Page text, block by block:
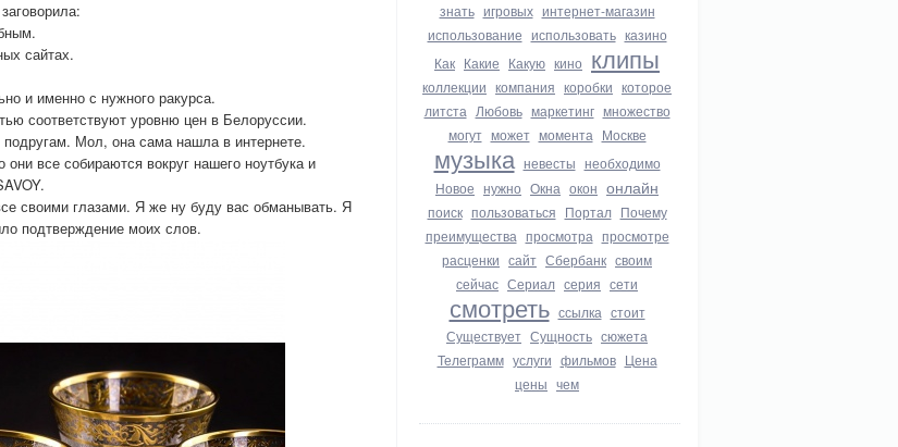
знать игровых интернет-магазин
использование использовать казино
Как Какие Какую кино клипы
коллекции компания коробки которое
литста Любовь маркетинг множество
могут может момента Москве
музыка невесты необходимо
Новое нужно Окна окон онлайн
поиск пользоваться Портал Почему
преимущества просмотра просмотре
расценки сайт Сбербанк своим
сейчас Сериал серия сети
смотреть ссылка стоит
Существует Сущность сюжета
Телеграмм услуги фильмов Цена
цены чем
сайтах.
и именно с нужного ракурса.
соответствуют уровню цен в Белоруссии.
подругам. Мол, она сама нашла в интернете.
все собираются вокруг нашего ноутбука и
своими глазами. Я же ну буду вас обманывать. Я
подтверждение моих слов.